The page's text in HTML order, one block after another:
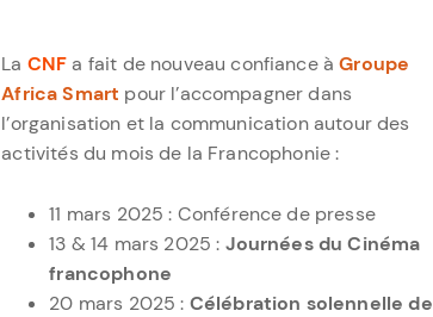
La CNF a fait de nouveau confiance àGroupe
Africa Smart pour l’accompagner dans
l’organisation et la communication autour des
activités du mois de la Francophonie :
11 mars 2025 : Conférence de presse
13 & 14 mars 2025 : Journées du Cinéma
francophone
20 mars 2025 : Célébration solennelle de